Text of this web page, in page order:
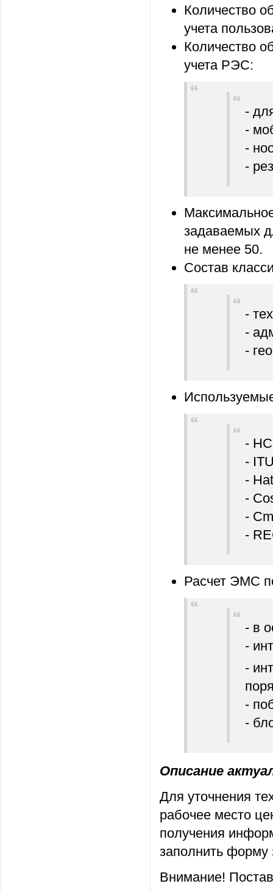
Количество
учета
Количество
учета РЭС:
-
-
-
-
задаваемых
не менее 50.
Состав
-
-
-
-
-
-
-
-
-
Расчет ЭМС
- в
-
-
-
-
Описание
Для уточнения
рабочее место
получения
заполнить форму
Внимание!